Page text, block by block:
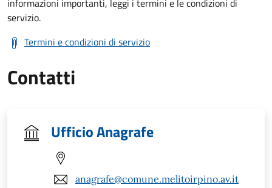
servizio.
Termini e condizioni di servizio
Contatti
Ufficio Anagrafe
anagrafe@comune.melitoirpino.av.it